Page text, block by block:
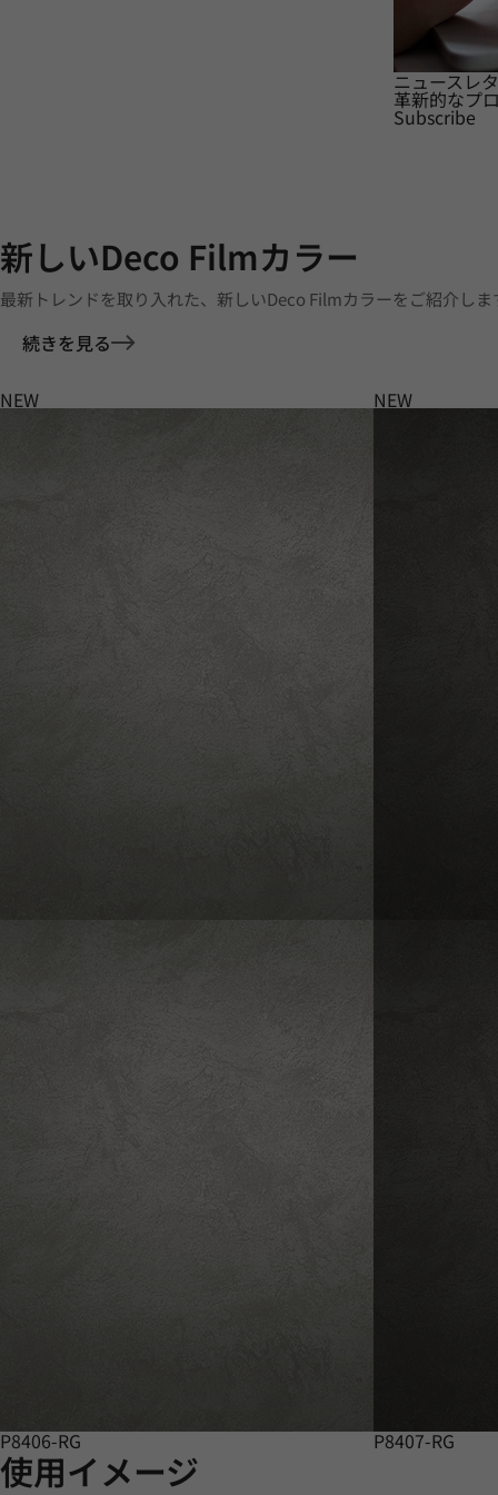
ニュースレ
革新的なプ
Subscribe
新しいDeco Filmカラー
最新トレンドを取り入れた、新しいDeco Filmカラーをご紹介しま
続きを見る
NEW
P8406-RG
NEW
P8407-RG
使用イメージ